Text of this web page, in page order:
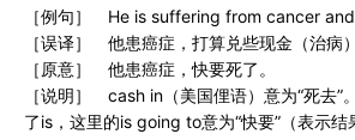
［例句］ He is suffering from cancer
［误译］ 他患癌症，打算兑些现金（治病）
［原意］ 他患癌症，快要死了。
［说明］ cash in（美国俚语）意为“死去”
了is，这里的is going to意为“快要”（表示结